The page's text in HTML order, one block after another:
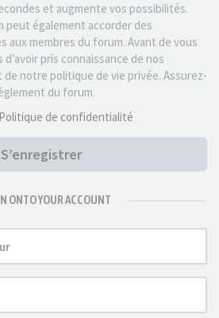
et augmente vos possibilités.
peut également accorder des
aux membres du forum. Avant de vous
pris connaissance de nos
notre politique de vie privée. Assurez-
du forum.
Politique de confidentialité
S’enregistrer
ONTO YOUR ACCOUNT